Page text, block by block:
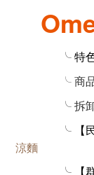
╰ 特
╰ 商
╰拆
╰ 【民視
涼麵
╰ 【群宏